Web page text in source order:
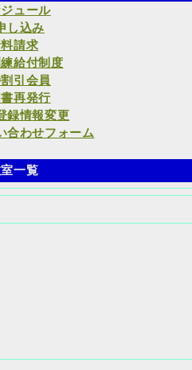
ュール
し込み
請求
給付制度
引会員
再発行
録情報変更
合わせフォーム
一覧